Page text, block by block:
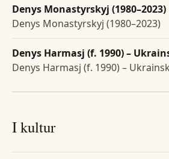
Denys Monastyrskyj (1980–2023)
Denys Monastyrskyj (1980–2023)
Denys Harmasj (f. 1990) –
Denys Harmasj (f. 1990) –
I kultur